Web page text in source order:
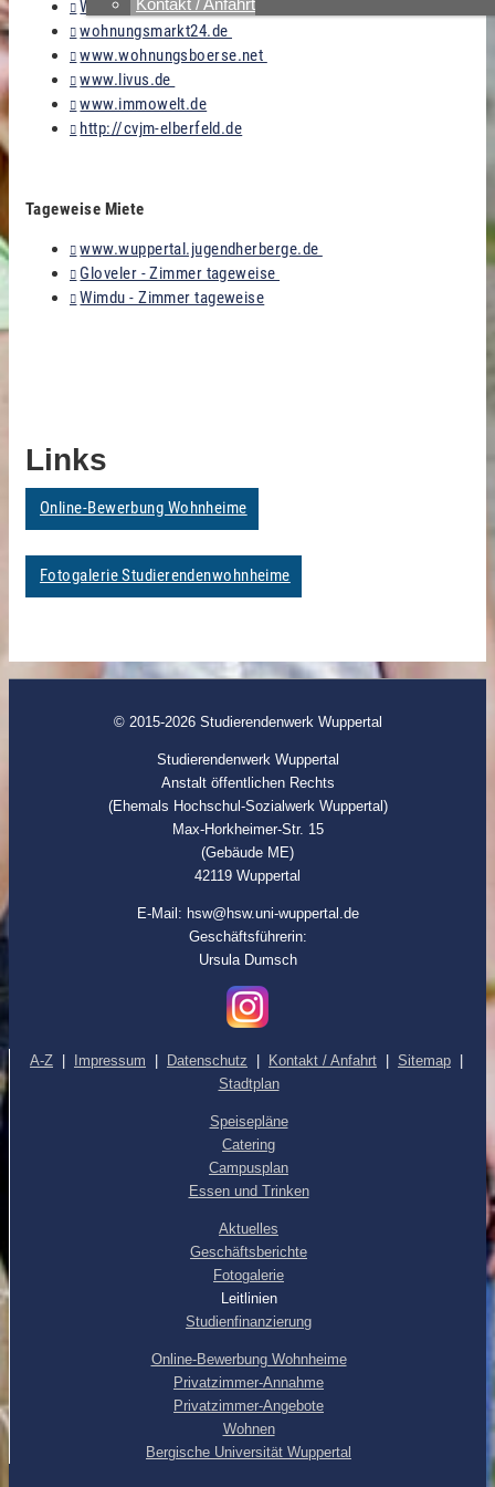
Kontakt / Anfahrt
Wuppertaler Wohnungsunternehmen
wohnungsmarkt24.de
www.wohnungsboerse.net
www.livus.de
www.immowelt.de
http://cvjm-elberfeld.de
Tageweise Miete
www.wuppertal.jugendherberge.de
Gloveler - Zimmer tageweise
Wimdu - Zimmer tageweise
Links
Online-Bewerbung Wohnheime
Fotogalerie Studierendenwohnheime
© 2015-2026 Studierendenwerk Wuppertal
Studierendenwerk Wuppertal
Anstalt öffentlichen Rechts
(Ehemals Hochschul-Sozialwerk Wuppertal)
Max-Horkheimer-Str. 15
(Gebäude ME)
42119 Wuppertal
E-Mail: hsw@hsw.uni-wuppertal.de
Geschäftsführerin:
Ursula Dumsch
A-Z Impressum Datenschutz Kontakt / Anfahrt Sitemap
Stadtplan
Speisepläne
Catering
Campusplan
Essen und Trinken
Aktuelles
Geschäftsberichte
Fotogalerie
Leitlinien
Studienfinanzierung
Online-Bewerbung Wohnheime
Privatzimmer-Annahme
Privatzimmer-Angebote
Wohnen
Bergische Universität Wuppertal